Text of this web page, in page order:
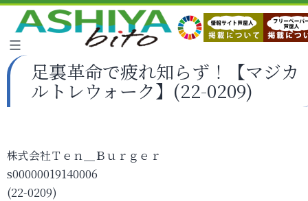
足裏革命で疲れ知らず！【マジカ
ルトレウォーク】(22-0209)
株式会社Ｔｅｎ＿Ｂｕｒｇｅｒ
s00000019140006
(22-0209)